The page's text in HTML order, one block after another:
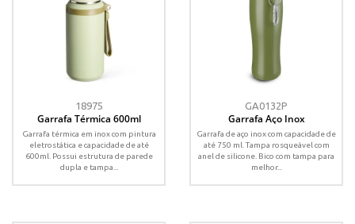
18975
Garrafa Térmica 600ml
Garrafa térmica em inox com pintura
eletrostática e capacidade de até
600ml. Possui estrutura de parede
dupla e tampa...
GA0132P
Garrafa Aço Inox
Garrafa de aço inox com capacidade de
até 750 ml. Tampa rosqueável com
anel de silicone. Bico com tampa para
melhor...